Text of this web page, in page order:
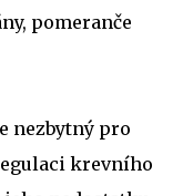
pomeranče
nezbytný pro
krevního